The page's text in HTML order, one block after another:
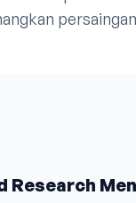
Research